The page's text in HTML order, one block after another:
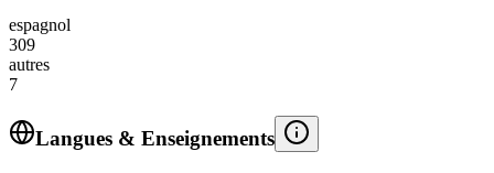
espagnol
309
autres
7
Langues & Enseignements